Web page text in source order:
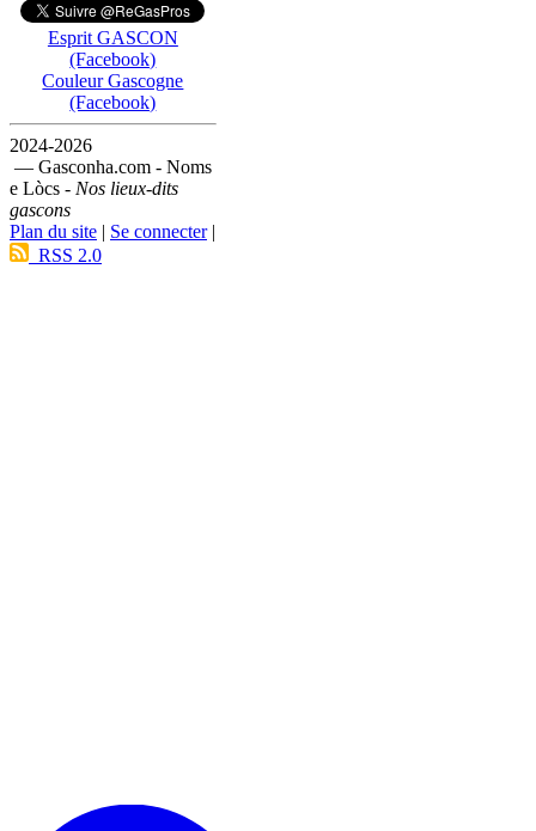
Esprit GASCON
(Facebook)
Couleur Gascogne
(Facebook)
2024-2026
— Gasconha.com - Noms
e Lòcs - Nos lieux-dits
gascons
Plan du site | Se connecter|
RSS 2.0